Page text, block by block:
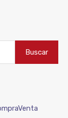
Buscar